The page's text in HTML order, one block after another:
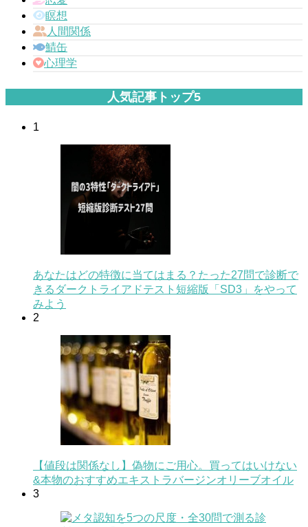
瞑想
人間関係
鯖缶
心理学
人気記事トップ5
1
あなたはどの特徴に当てはまる？たった27問で診断で
きるダークトライアドテスト短縮版「SD3」をやって
みよう
2
【値段は関係なし】偽物にご用心。買ってはいけない
&本物のおすすめエキストラバージンオリーブオイル
3